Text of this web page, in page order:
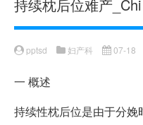
持续枕后位难产
pptsd 妇产科 07-18
一 概述
持续性枕后位是由于分